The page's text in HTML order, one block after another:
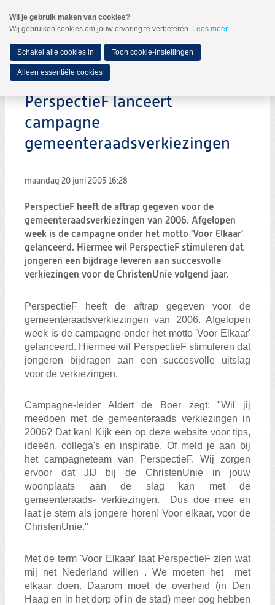
naar
Spring
de
inhoud
Spring
naar
hoofdmenu
MENU
Zoeken:
PerspectieF lanceert
campagne
gemeenteraadsverkiezingen
maandag 20 juni 2005 16:28
PerspectieF heeft de aftrap gegeven voor de
gemeenteraadsverkiezingen van 2006. Afgelopen
week is de campagne onder het motto 'Voor Elkaar'
gelanceerd. Hiermee wil PerspectieF stimuleren dat
jongeren een bijdrage leveren aan succesvolle
verkiezingen voor de ChristenUnie volgend jaar.
PerspectieF heeft de aftrap gegeven voor de
gemeenteraadsverkiezingen van 2006. Afgelopen
week is de campagne onder het motto 'Voor Elkaar'
gelanceerd. Hiermee wil PerspectieF stimuleren dat
jongeren bijdragen aan een succesvolle uitslag
voor de verkiezingen.
Campagne-leider Aldert de Boer zegt: "Wil jij
meedoen met de gemeenteraads verkiezingen in
2006? Dat kan! Kijk een op deze website voor tips,
ideeën, collega's en inspiratie. Of meld je aan bij
het campagneteam van PerspectieF. Wij zorgen
ervoor dat JIJ bij de ChristenUnie in jouw
woonplaats aan de slag kan met de
gemeenteraads- verkiezingen. Dus doe mee en
laat je stem als jongere horen! Voor elkaar, voor de
ChristenUnie."
Met de term 'Voor Elkaar' laat PerspectieF zien wat
mij net Nederland willen . We moeten het met
elkaar doen. Daarom moet de overheid (in Den
Haag en in het dorp of in de stad) meer oog hebben
Wil je gebruik maken van cookies?
Wij gebruiken cookies om jouw ervaring te verbeteren. Lees meer.
Schakel alle cookies in Toon cookie-instellingen
Alleen essentiële cookies